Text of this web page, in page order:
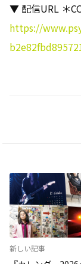
▼ 配信URL ＊
https://
新しい記事